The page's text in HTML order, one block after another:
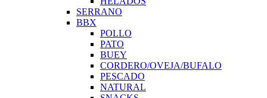
SERRANO
BBX
POLLO
PATO
BUEY
CORDERO/OVEJA/BUFALO
PESCADO
NATURAL